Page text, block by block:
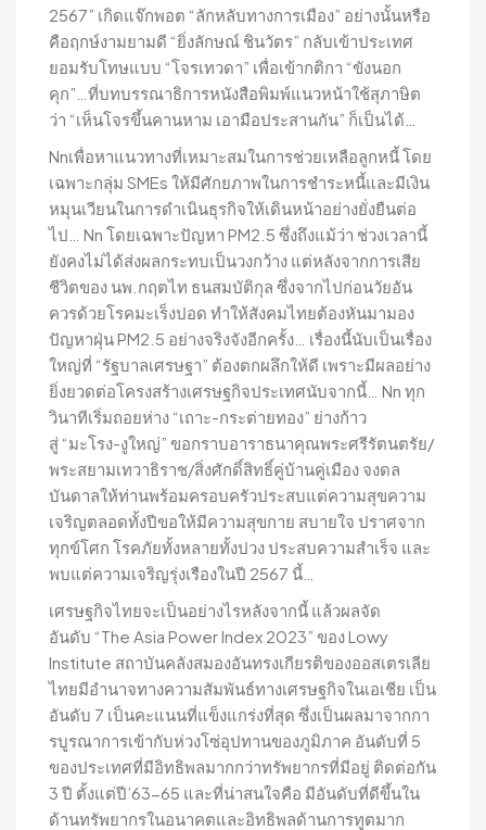
2567” เกิดแจ๊กพอต “ลักหลับทางการเมือง” อย่างนั้นหรือ
คือฤกษ์งามยามดี “ยิ่งลักษณ์ ชินวัตร” กลับเข้าประเทศ
ยอมรับโทษแบบ “โจรเทวดา” เพื่อเข้ากติกา “ขังนอก
คุก”…ที่บทบรรณาธิการหนังสือพิมพ์แนวหน้าใช้สุภาษิต
ว่า “เห็นโจรขึ้นคานหาม เอามือประสานกัน” ก็เป็นได้…
Nnเพื่อหาแนวทางที่เหมาะสมในการช่วยเหลือลูกหนี้ โดย
เฉพาะกลุ่ม SMEs ให้มีศักยภาพในการชำระหนี้และมีเงิน
หมุนเวียนในการดำเนินธุรกิจให้เดินหน้าอย่างยั่งยืนต่อ
ไป… Nn โดยเฉพาะปัญหา PM2.5 ซึ่งถึงแม้ว่า ช่วงเวลานี้
ยังคงไม่ได้ส่งผลกระทบเป็นวงกว้าง แต่หลังจากการเสีย
ชีวิตของ นพ.กฤตไท ธนสมบัติกุล ซึ่งจากไปก่อนวัยอัน
ควรด้วยโรคมะเร็งปอด ทำให้สังคมไทยต้องหันมามอง
ปัญหาฝุ่น PM2.5 อย่างจริงจังอีกครั้ง… เรื่องนี้นับเป็นเรื่อง
ใหญ่ที่ “รัฐบาลเศรษฐา” ต้องตกผลึกให้ดี เพราะมีผลอย่าง
ยิ่งยวดต่อโครงสร้างเศรษฐกิจประเทศนับจากนี้… Nn ทุก
วินาทีเริ่มถอยห่าง “เถาะ-กระต่ายทอง” ย่างก้าว
สู่ “มะโรง-งูใหญ่” ขอกราบอาราธนาคุณพระศรีรัตนตรัย/
พระสยามเทวาธิราช/สิ่งศักดิ์สิทธิ์คู่บ้านคู่เมือง จงดล
บันดาลให้ท่านพร้อมครอบครัวประสบแต่ความสุขความ
เจริญตลอดทั้งปีขอให้มีความสุขกาย สบายใจ ปราศจาก
ทุกข์โศก โรคภัยทั้งหลายทั้งปวง ประสบความสำเร็จ และ
พบแต่ความเจริญรุ่งเรืองในปี 2567 นี้…
เศรษฐกิจไทยจะเป็นอย่างไรหลังจากนี้ แล้วผลจัด
อันดับ “The Asia Power Index 2023” ของ Lowy
Institute สถาบันคลังสมองอันทรงเกียรติของออสเตรเลีย
ไทยมีอำนาจทางความสัมพันธ์ทางเศรษฐกิจในเอเชีย เป็น
อันดับ 7 เป็นคะแนนที่แข็งแกร่งที่สุด ซึ่งเป็นผลมาจากกา
รบูรณาการเข้ากับห่วงโซ่อุปทานของภูมิภาค อันดับที่ 5
ของประเทศที่มีอิทธิพลมากกว่าทรัพยากรที่มีอยู่ ติดต่อกัน
3 ปี ตั้งแต่ปี’63-65 และที่น่าสนใจคือ มีอันดับที่ดีขึ้นใน
ด้านทรัพยากรในอนาคตและอิทธิพลด้านการทูตมาก